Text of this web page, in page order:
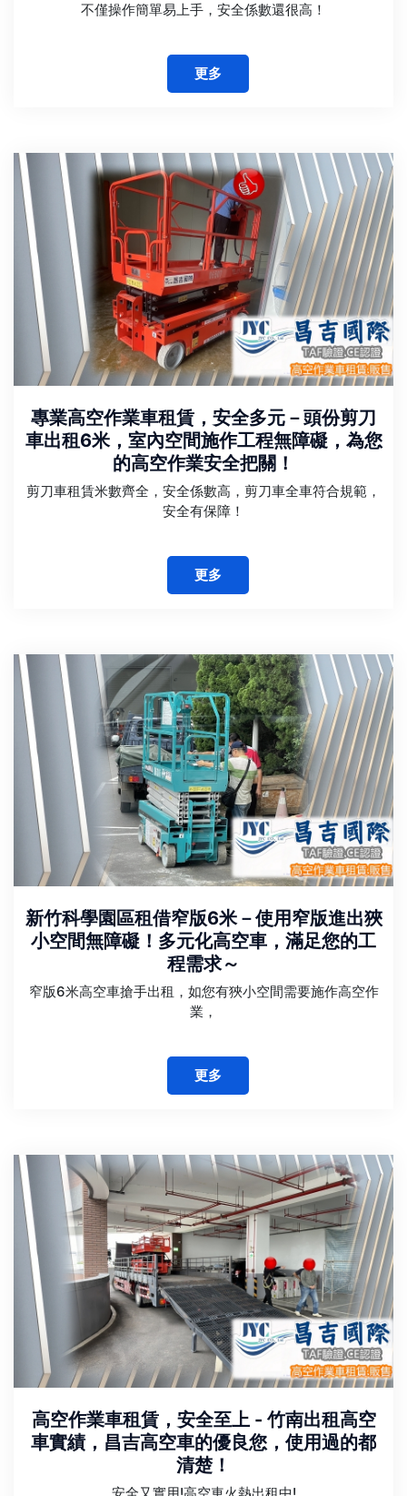
不僅操作簡單易上手，安全係數還很高！
更多
專業高空作業車租賃，安全多元－頭份剪刀
車出租6米，室內空間施作工程無障礙，為您
的高空作業安全把關！
剪刀車租賃米數齊全，安全係數高，剪刀車全車符合規範，
安全有保障！
更多
新竹科學園區租借窄版6米－使用窄版進出狹
小空間無障礙！多元化高空車，滿足您的工
程需求～
窄版6米高空車搶手出租，如您有狹小空間需要施作高空作
業，
更多
高空作業車租賃，安全至上 - 竹南出租高空
車實績，昌吉高空車的優良您，使用過的都
清楚！